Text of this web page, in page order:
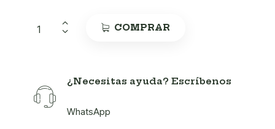
COMPRAR
¿Necesitas ayuda? Escríbenos
WhatsApp